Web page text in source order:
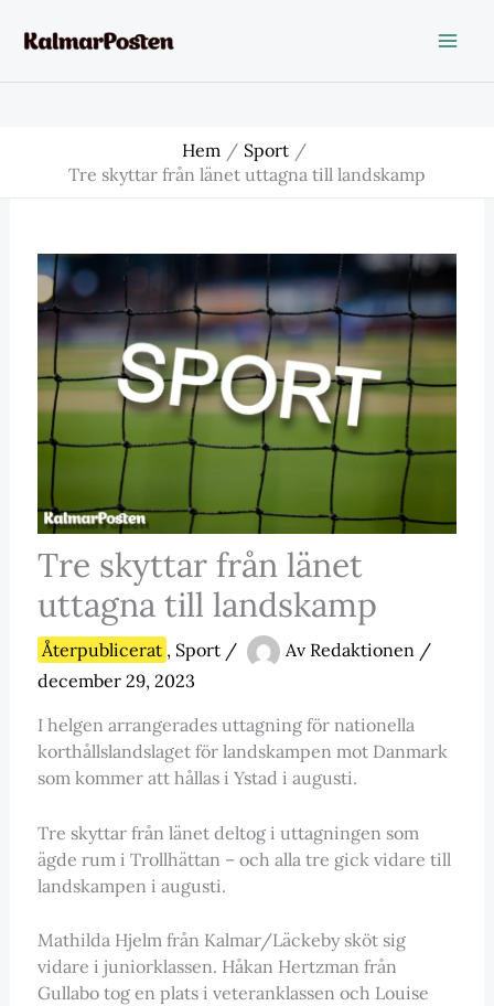
Hem
Sport
Tre skyttar från länet uttagna till landskamp
Tre skyttar från länet
uttagna till landskamp
Återpublicerat , Sport/ Av Redaktionen /
december 29, 2023
I helgen arrangerades uttagning för nationella
korthållslandslaget för landskampen mot Danmark
som kommer att hållas i Ystad i augusti.
Tre skyttar från länet deltog i uttagningen som
ägde rum i Trollhättan – och alla tre gick vidare till
landskampen i augusti.
Mathilda Hjelm från Kalmar/Läckeby sköt sig
vidare i juniorklassen. Håkan Hertzman från
Gullabo tog en plats i veteranklassen och Louise